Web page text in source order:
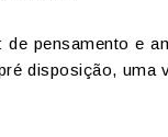
pensamento e
disposição, uma